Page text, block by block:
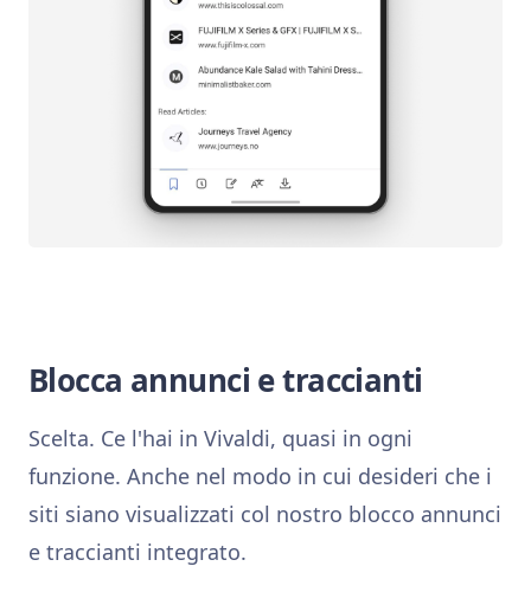
Blocca annunci e traccianti
Scelta. Ce l'hai in Vivaldi, quasi in ogni
funzione. Anche nel modo in cui desideri che i
siti siano visualizzati col nostro blocco annunci
e traccianti integrato.